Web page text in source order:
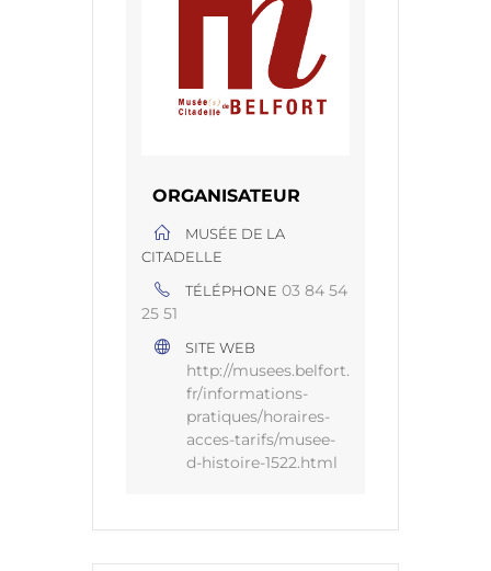
ORGANISATEUR
MUSÉE DE LA
CITADELLE
TÉLÉPHONE 03 84 54
25 51
SITE WEB
http://musees.belfort.
fr/informations-
pratiques/horaires-
acces-tarifs/musee-
d-histoire-1522.html